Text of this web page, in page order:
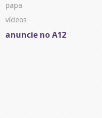
papa
vídeos
anuncie no A12